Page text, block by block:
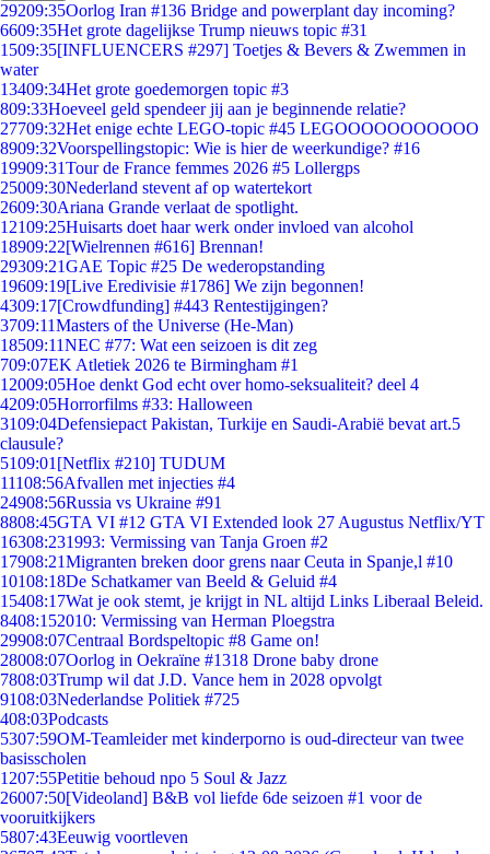
29209:35Oorlog Iran #136 Bridge and powerplant day incoming?
6609:35Het grote dagelijkse Trump nieuws topic #31
1509:35[INFLUENCERS #297] Toetjes & Bevers & Zwemmen in
water
13409:34Het grote goedemorgen topic #3
809:33Hoeveel geld spendeer jij aan je beginnende relatie?
27709:32Het enige echte LEGO-topic #45 LEGOOOOOOOOOOO
8909:32Voorspellingstopic: Wie is hier de weerkundige? #16
19909:31Tour de France femmes 2026 #5 Lollergps
25009:30Nederland stevent af op watertekort
2609:30Ariana Grande verlaat de spotlight.
12109:25Huisarts doet haar werk onder invloed van alcohol
18909:22[Wielrennen #616] Brennan!
29309:21GAE Topic #25 De wederopstanding
19609:19[Live Eredivisie #1786] We zijn begonnen!
4309:17[Crowdfunding] #443 Rentestijgingen?
3709:11Masters of the Universe (He-Man)
18509:11NEC #77: Wat een seizoen is dit zeg
709:07EK Atletiek 2026 te Birmingham #1
12009:05Hoe denkt God echt over homo-seksualiteit? deel 4
4209:05Horrorfilms #33: Halloween
3109:04Defensiepact Pakistan, Turkije en Saudi-Arabië bevat art.5
clausule?
5109:01 [Netflix #210] TUDUM
11108:56Afvallen met injecties #4
24908:56Russia vs Ukraine #91
8808:45GTA VI #12 GTA VI Extended look 27 Augustus Netflix/YT
16308:231993: Vermissing van Tanja Groen #2
17908:21Migranten breken door grens naar Ceuta in Spanje,l #10
10108:18De Schatkamer van Beeld & Geluid #4
15408:17Wat je ook stemt, je krijgt in NL altijd Links Liberaal Beleid.
8408:152010: Vermissing van Herman Ploegstra
29908:07Centraal Bordspeltopic #8 Game on!
28008:07Oorlog in Oekraïne #1318 Drone baby drone
7808:03Trump wil dat J.D. Vance hem in 2028 opvolgt
9108:03Nederlandse Politiek #725
408:03Podcasts
5307:59OM-Teamleider met kinderporno is oud-directeur van twee
basisscholen
1207:55Petitie behoud npo 5 Soul & Jazz
26007:50[Videoland] B&B vol liefde 6de seizoen #1 voor de
vooruitkijkers
5807:43Eeuwig voortleven